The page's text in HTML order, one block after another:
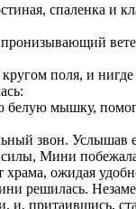
спаленка
поля, и нигде
белую мышку,
звон.
силы, Мини
ожидая
решилась.
притаившись,